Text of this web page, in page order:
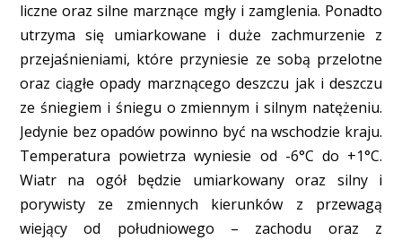
liczne oraz silne marznące mgły i zamglenia. Ponadto
utrzyma się umiarkowane i duże zachmurzenie z
przejaśnieniami, które przyniesie ze sobą przelotne
oraz ciągłe opady marznącego deszczu jak i deszczu
ze śniegiem i śniegu o zmiennym i silnym natężeniu.
Jedynie bez opadów powinno być na wschodzie kraju.
Temperatura powietrza wyniesie od -6°C do +1°C.
Wiatr na ogół będzie umiarkowany oraz silny i
porywisty ze zmiennych kierunków z przewagą
wiejący od południowego – zachodu oraz z